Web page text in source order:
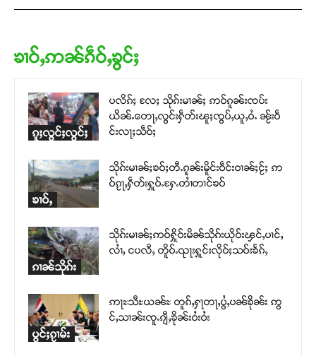
ၶၢဝ်ႇဢၼ်ၵဵဝ်ႇၶွင်ႈ
ၵူႈလွင်ႈလွင်ႈ
ပလိၵ်ႈ လႄႈ သိုၵ်းမၢၼ်ႈ ဢဝ်ၵူၼ်းၸပ်း
ယိၼ်ႉတေႃႇလွင်းႁဵတ်းၽူႈၸွပ်ႇယူႇဝႆႉ ၼႂ်းဝဵ
င်းလႃႈသဵဝ်ႈ
ၶၢဝ်ႇ
သိုၵ်းမၢၼ်ႈၶဝ်ႈတီႉၵူၼ်းမိူင်းဝဵင်းဝၢၼ်ႈငႂ်ႈ ဢ
ဝ်ၵႂႃႇႁဵတ်းႁူဝ်ႉႁႄႉတၢႆတၢင်ၶဝ်
ၵၢၼ်သိုၵ်း
သိုၵ်းမၢၼ်ႈဢဝ်ႁိူဝ်းမိၼ်သိုၵ်းယိုဝ်းၾင်ႇပၢင်ႇ
လၢႆႇ ငပလီႇ တိူဝ်ႉၺႃးႁူင်းလိုဝ်ႈသဝ်းၶႅၵ်ႇ
ပွင်ႈၵႂၢမ်း
ဢႃႊသီႊယၼ်ႊ တူၵ်ႇႁႃတႃႇပွႆႇပၼ်ၶိုၼ်း ဢွ
င်ႇသၢၼ်းၸူႉၵျီႇၶိုၼ်းဝႆးဝႆး